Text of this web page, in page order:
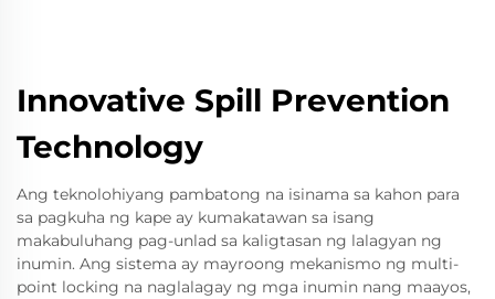
Innovative Spill Prevention
Technology
Ang teknolohiyang pambatong na isinama sa kahon para
sa pagkuha ng kape ay kumakatawan sa isang
makabuluhang pag-unlad sa kaligtasan ng lalagyan ng
inumin. Ang sistema ay mayroong mekanismo ng multi-
point locking na naglalagay ng mga inumin nang maayos,